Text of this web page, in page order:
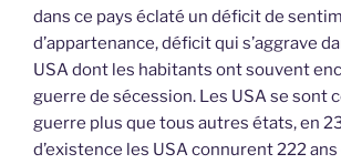
dans ce pays éclaté un déficit de
d’appartenance, déficit qui s’aggrave
USA dont les habitants ont souvent
guerre de sécession. Les USA se sont
guerre plus que tous autres états, en
d’existence les USA connurent 222